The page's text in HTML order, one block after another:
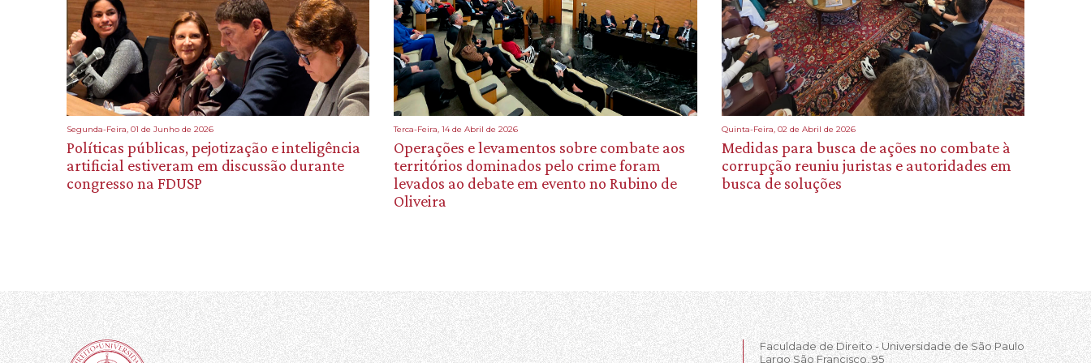
Segunda-Feira, 01 de Junho de 2026
Políticas públicas, pejotização e inteligência
artificial estiveram em discussão durante
congresso na FDUSP
Terca-Feira, 14 de Abril de 2026
Operações e levamentos sobre combate aos
territórios dominados pelo crime foram
levados ao debate em evento no Rubino de
Oliveira
Quinta-Feira, 02 de Abril de 2026
Medidas para busca de ações no combate à
corrupção reuniu juristas e autoridades em
busca de soluções
Faculdade de Direito - Universidade de São Paulo
Largo São Francisco, 95